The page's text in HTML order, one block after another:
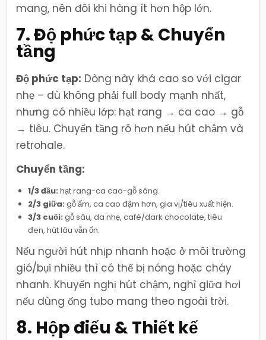
mang, nên đôi khi hàng ít hơn hộp lớn.
7. Độ phức tạp & Chuyển
tầng
Độ phức tạp: Dòng này khá cao so với cigar
nhẹ – dù không phải full body mạnh nhất,
nhưng có nhiều lớp: hạt rang → ca cao → gỗ
→ tiêu. Chuyển tầng rõ hơn nếu hút chậm và
retrohale.
Chuyển tầng:
1/3 đầu: hạt rang-ca cao-gỗ sáng.
2/3 giữa: gỗ ấm, ca cao đậm hơn, gia vị/tiêu xuất hiện.
3/3 cuối: gỗ sâu, da nhẹ, café/dark chocolate, tiêu
đen, hút lâu vẫn ổn.
Nếu người hút nhịp nhanh hoặc ở môi trường
gió/bụi nhiều thì có thể bị nóng hoặc cháy
nhanh. Khuyến nghị hút chậm, nghỉ giữa hơi
nếu dùng ống tubo mang theo ngoài trời.
8. Hộp điếu & Thiết kế